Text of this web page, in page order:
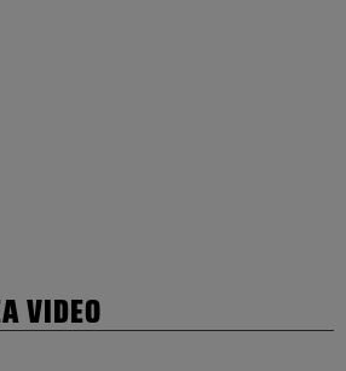
VIDEO